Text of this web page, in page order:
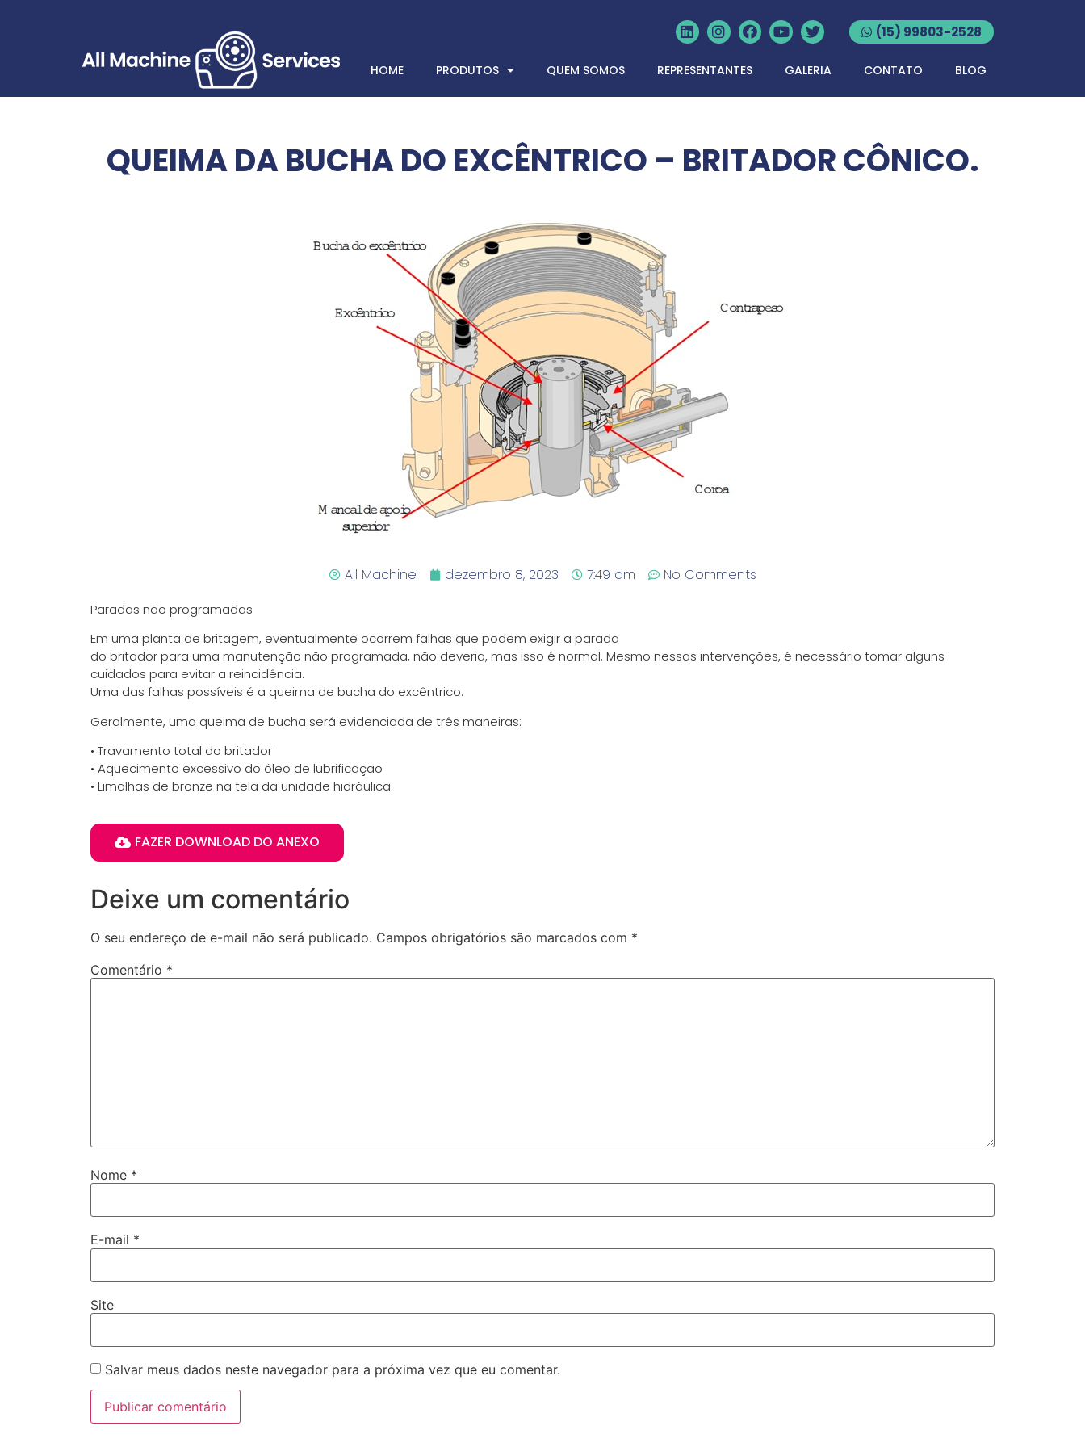
(15) 99803-2528
HOME PRODUTOS QUEM SOMOS REPRESENTANTES GALERIA CONTATO BLOG
QUEIMA DA BUCHA DO EXCÊNTRICO – BRITADOR CÔNICO.
All Machine dezembro 8, 2023 7:49 am No Comments
Paradas não programadas
Em uma planta de britagem, eventualmente ocorrem falhas que podem exigir a parada
do britador para uma manutenção não programada, não deveria, mas isso é normal. Mesmo nessas intervenções, é necessário tomar alguns
cuidados para evitar a reincidência.
Uma das falhas possíveis é a queima de bucha do excêntrico.
Geralmente, uma queima de bucha será evidenciada de três maneiras:
• Travamento total do britador
• Aquecimento excessivo do óleo de lubrificação
• Limalhas de bronze na tela da unidade hidráulica.
FAZER DOWNLOAD DO ANEXO
Deixe um comentário
O seu endereço de e-mail não será publicado. Campos obrigatórios são marcados com *
Comentário *
Nome *
E-mail *
Site
Salvar meus dados neste navegador para a próxima vez que eu comentar.